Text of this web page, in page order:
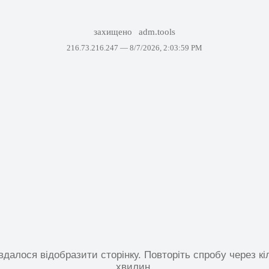
захищено adm.tools
216.73.216.247 — 8/7/2026, 2:03:59 PM
відобразити сторінку. Повторіть спробу через